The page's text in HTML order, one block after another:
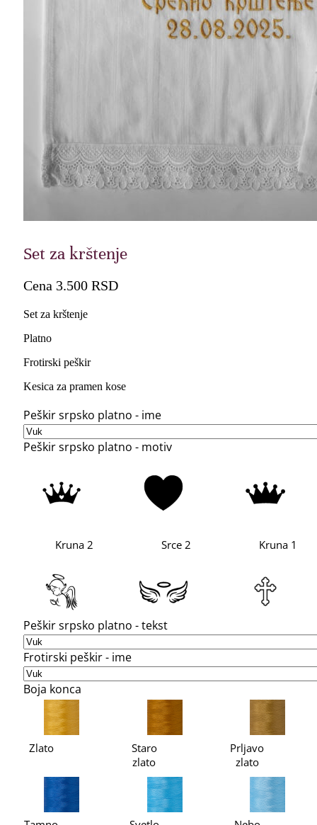
Set za krštenje
Cena 3.500 RSD
Set za krštenje
Platno
Frotirski peškir
Kesica za pramen kose
Peškir srpsko platno - ime
Peškir srpsko platno - motiv
Kruna 2 Srce 2 Kruna 1
Peškir srpsko platno - tekst
Frotirski peškir - ime
Boja konca
Zlato
Staro
zlato
Prljavo
zlato